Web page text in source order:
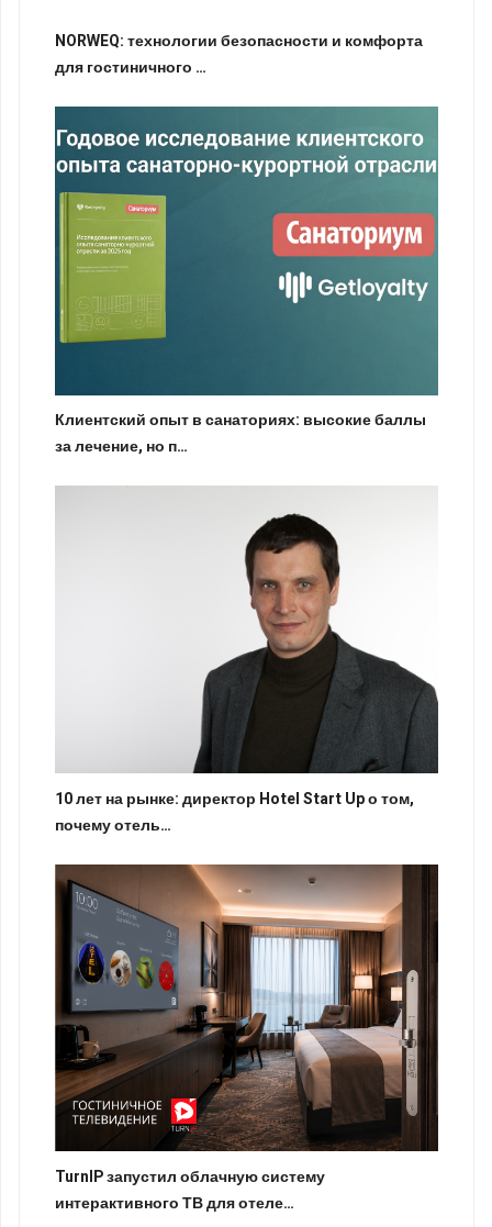
NORWEQ: технологии безопасности и комфорта
для гостиничного …
Клиентский опыт в санаториях: высокие баллы
за лечение, но п…
10 лет на рынке: директор Hotel Start Up о том,
почему отель…
TurnIP запустил облачную систему
интерактивного ТВ для отеле…